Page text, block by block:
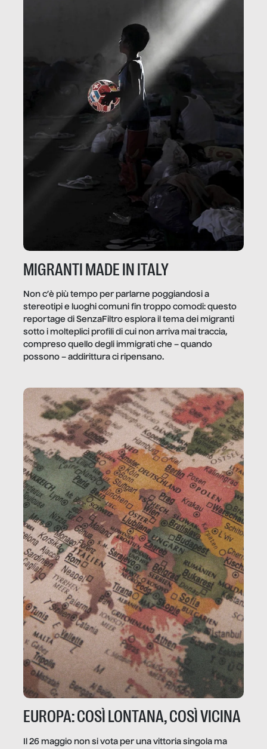
MIGRANTI MADE IN ITALY
Non c’è più tempo per parlarne poggiandosi a
stereotipi e luoghi comuni fin troppo comodi: questo
reportage di SenzaFiltro esplora il tema dei migranti
sotto i molteplici profili di cui non arriva mai traccia,
compreso quello degli immigrati che – quando
possono – addirittura ci ripensano.
EUROPA: COSÌ LONTANA, COSÌ VICINA
Il 26 maggio non si vota per una vittoria singola ma